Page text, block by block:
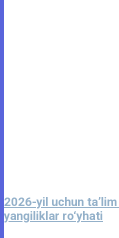
2026-yil uchun
yangiliklar ro‘yhati